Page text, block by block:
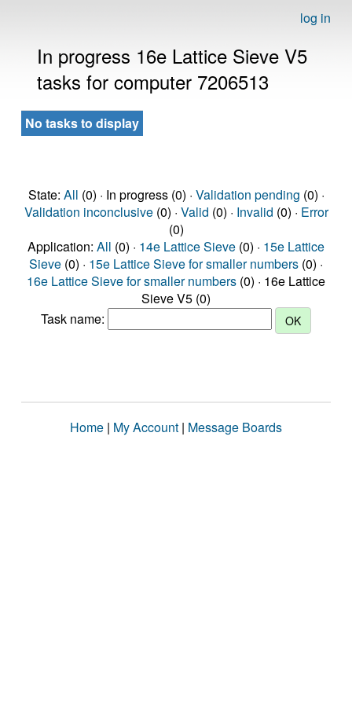
log in
In progress 16e Lattice Sieve V5
tasks for computer 7206513
No tasks to display
State: All (0) · In progress (0) · Validation pending (0) ·
Validation inconclusive(0) · Valid (0) · Invalid (0) · Error
(0)
Application: All (0) · 14e Lattice Sieve (0) · 15e Lattice
Sieve (0) · 15e Lattice Sieve for smaller numbers (0) ·
16e Lattice Sieve for smaller numbers (0) · 16e Lattice
Sieve V5 (0)
Task name:
Home | My Account | Message Boards